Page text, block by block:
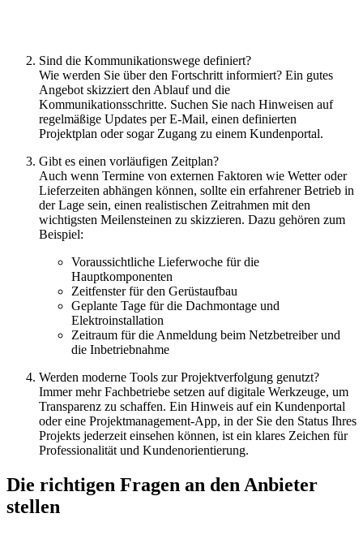
Sind die Kommunikationswege definiert?
Wie werden Sie über den Fortschritt informiert? Ein gutes
Angebot skizziert den Ablauf und die
Kommunikationsschritte. Suchen Sie nach Hinweisen auf
regelmäßige Updates per E-Mail, einen definierten
Projektplan oder sogar Zugang zu einem Kundenportal.
Gibt es einen vorläufigen Zeitplan?
Auch wenn Termine von externen Faktoren wie Wetter oder
Lieferzeiten abhängen können, sollte ein erfahrener Betrieb in
der Lage sein, einen realistischen Zeitrahmen mit den
wichtigsten Meilensteinen zu skizzieren. Dazu gehören zum
Beispiel:
Voraussichtliche Lieferwoche für die
Hauptkomponenten
Zeitfenster für den Gerüstaufbau
Geplante Tage für die Dachmontage und
Elektroinstallation
Zeitraum für die Anmeldung beim Netzbetreiber und
die Inbetriebnahme
Werden moderne Tools zur Projektverfolgung genutzt?
Immer mehr Fachbetriebe setzen auf digitale Werkzeuge, um
Transparenz zu schaffen. Ein Hinweis auf ein Kundenportal
oder eine Projektmanagement-App, in der Sie den Status Ihres
Projekts jederzeit einsehen können, ist ein klares Zeichen für
Professionalität und Kundenorientierung.
Die richtigen Fragen an den Anbieter
stellen